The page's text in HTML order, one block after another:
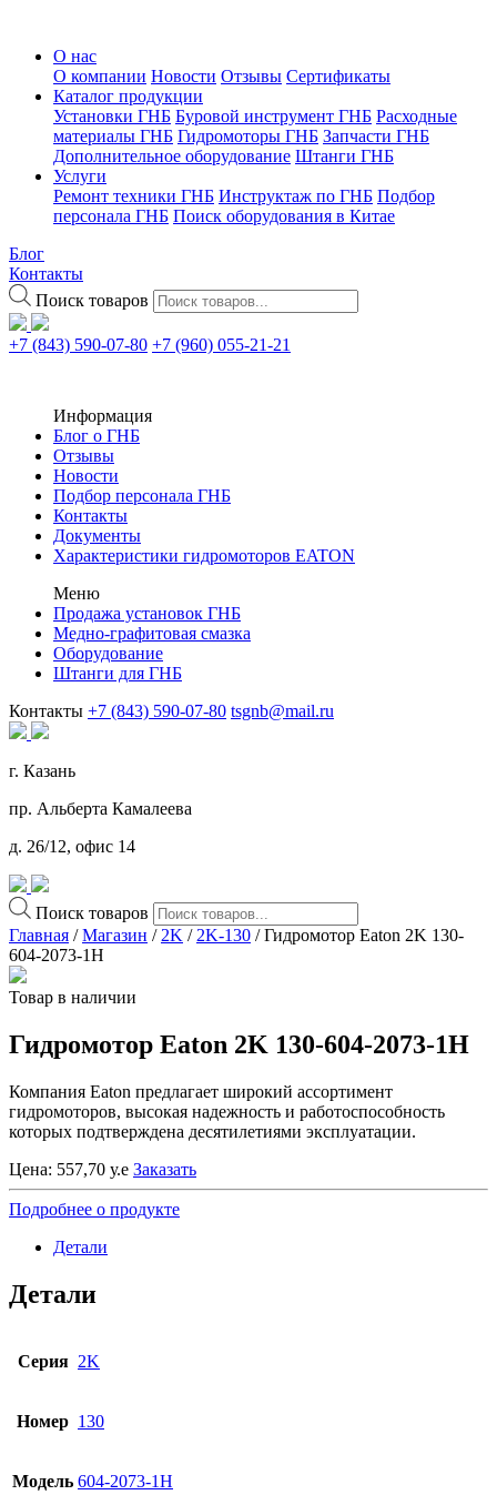
О нас
О компании Новости Отзывы Сертификаты
Каталог продукции
Установки ГНБ Буровой инструмент ГНБ Расходные
материалы ГНБ Гидромоторы ГНБ Запчасти ГНБ
Дополнительное оборудование Штанги ГНБ
Услуги
Ремонт техники ГНБ Инструктаж по ГНБ Подбор
персонала ГНБ Поиск оборудования в Китае
Блог
Контакты
Поиск товаров
+7 (843) 590-07-80 +7 (960) 055-21-21
Информация
Блог о ГНБ
Отзывы
Новости
Подбор персонала ГНБ
Контакты
Документы
Характеристики гидромоторов EATON
Меню
Продажа установок ГНБ
Медно-графитовая смазка
Оборудование
Штанги для ГНБ
Контакты +7 (843) 590-07-80 tsgnb@mail.ru
г. Казань
пр. Альберта Камалеева
д. 26/12, офис 14
Поиск товаров
Главная /Магазин / 2K / 2K-130 / Гидромотор Eaton 2K 130-
604-2073-1H
Товар в наличии
Гидромотор Eaton 2K 130-604-2073-1H
Компания Eaton предлагает широкий ассортимент
гидромоторов, высокая надежность и работоспособность
которых подтверждена десятилетиями эксплуатации.
Цена: 557,70 у.е Заказать
Подробнее о продукте
Детали
Детали
Серия 2K
Номер 130
Модель 604-2073-1H